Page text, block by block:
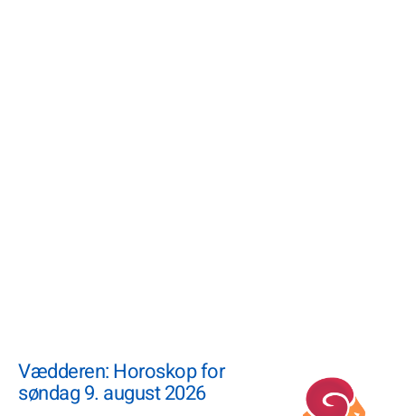
Vædderen: Horoskop for
søndag 9. august 2026